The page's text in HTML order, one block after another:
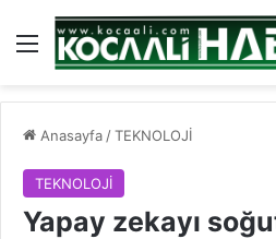
Menü
Anasayfa /TEKNOLOJİ
TEKNOLOJİ
Yapay zekayı